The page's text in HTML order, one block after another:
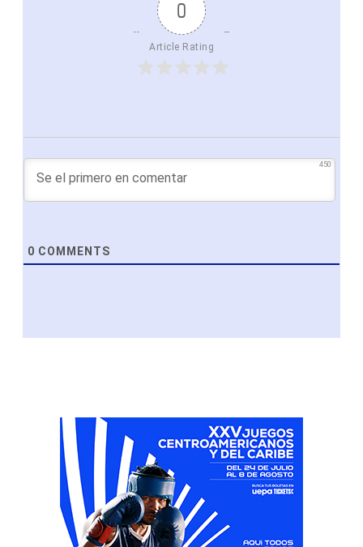
0
Article Rating
450
0 COMMENTS